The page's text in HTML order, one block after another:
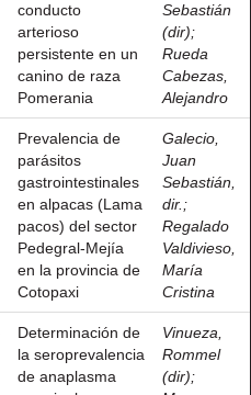
conducto
arterioso
persistente en un
canino de raza
Pomerania
Sebastián
(dir);
Rueda
Cabezas,
Alejandro
Prevalencia de
parásitos
gastrointestinales
en alpacas (Lama
pacos) del sector
Pedegral-Mejía
en la provincia de
Cotopaxi
Galecio,
Juan
Sebastián,
dir. ;
Regalado
Valdivieso,
María
Cristina
Determinación de
la seroprevalencia
de anaplasma
Vinueza,
Rommel
(dir);